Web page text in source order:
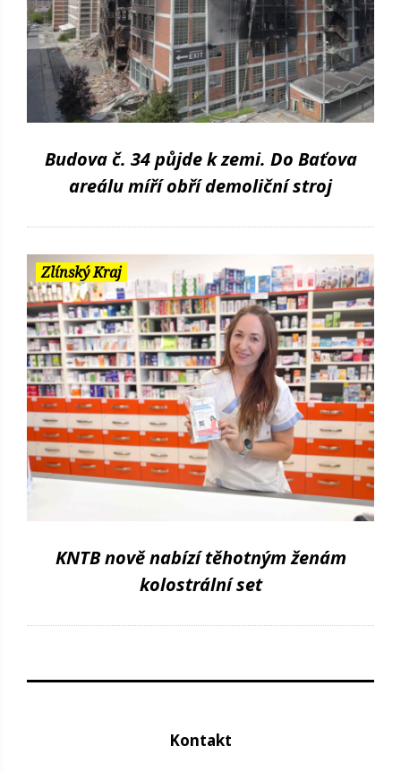
Budova č. 34 půjde k zemi. Do Baťova
areálu míří obří demoliční stroj
Zlínský Kraj
KNTB nově nabízí těhotným ženám
kolostrální set
Kontakt